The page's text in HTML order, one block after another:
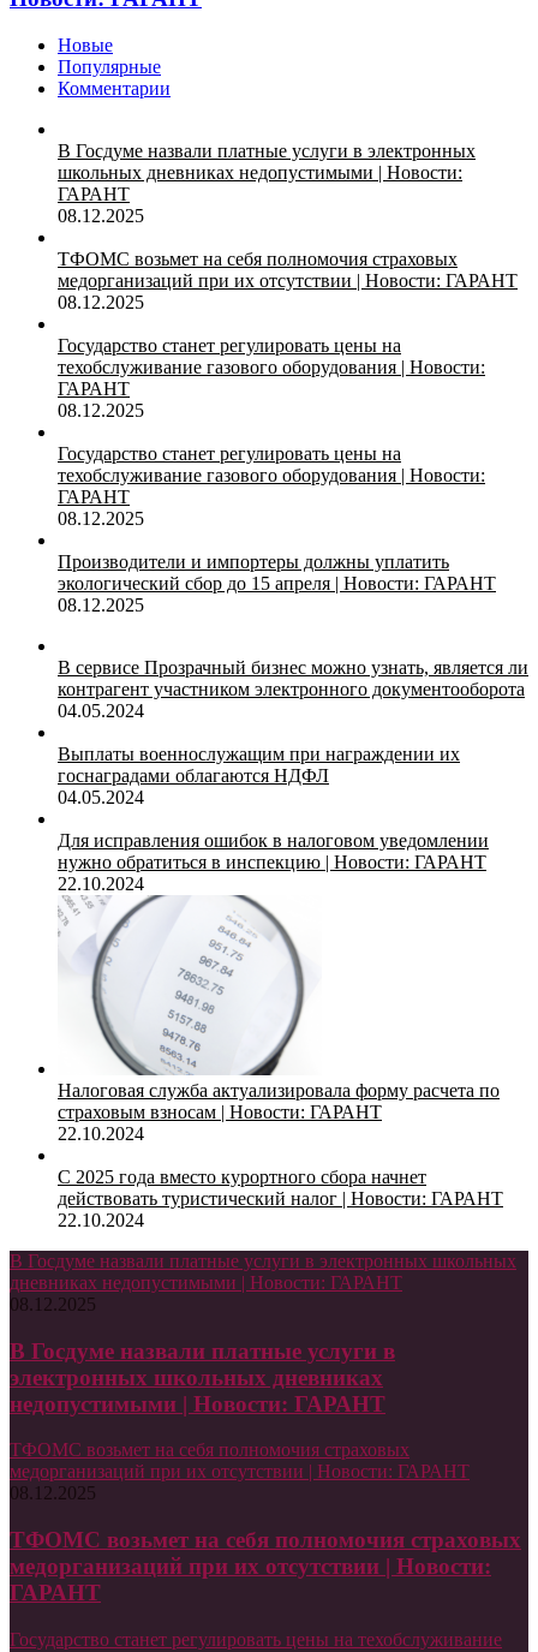
Новые
Популярные
Комментарии
В Госдуме назвали платные услуги в электронных
школьных дневниках недопустимыми | Новости:
ГАРАНТ
08.12.2025
ТФОМС возьмет на себя полномочия страховых
медорганизаций при их отсутствии | Новости: ГАРАНТ
08.12.2025
Государство станет регулировать цены на
техобслуживание газового оборудования | Новости:
ГАРАНТ
08.12.2025
Государство станет регулировать цены на
техобслуживание газового оборудования | Новости:
ГАРАНТ
08.12.2025
Производители и импортеры должны уплатить
экологический сбор до 15 апреля | Новости: ГАРАНТ
08.12.2025
В сервисе Прозрачный бизнес можно узнать, является ли
контрагент участником электронного документооборота
04.05.2024
Выплаты военнослужащим при награждении их
госнаградами облагаются НДФЛ
04.05.2024
Для исправления ошибок в налоговом уведомлении
нужно обратиться в инспекцию | Новости: ГАРАНТ
22.10.2024
Налоговая служба актуализировала форму расчета по
страховым взносам | Новости: ГАРАНТ
22.10.2024
С 2025 года вместо курортного сбора начнет
действовать туристический налог | Новости: ГАРАНТ
22.10.2024
В Госдуме назвали платные услуги в электронных школьных
дневниках недопустимыми | Новости: ГАРАНТ
08.12.2025
В Госдуме назвали платные услуги в
электронных школьных дневниках
недопустимыми | Новости: ГАРАНТ
ТФОМС возьмет на себя полномочия страховых
медорганизаций при их отсутствии | Новости: ГАРАНТ
08.12.2025
ТФОМС возьмет на себя полномочия страховых
медорганизаций при их отсутствии | Новости:
ГАРАНТ
Государство станет регулировать цены на техобслуживание